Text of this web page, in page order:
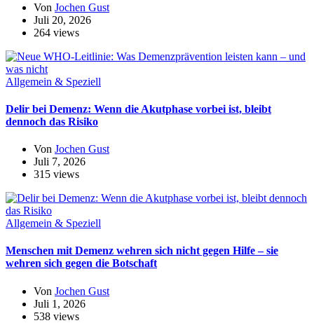
Von Jochen Gust
Juli 20, 2026
264 views
Allgemein & Speziell
Delir bei Demenz: Wenn die Akutphase vorbei ist, bleibt
dennoch das Risiko
Von Jochen Gust
Juli 7, 2026
315 views
Allgemein & Speziell
Menschen mit Demenz wehren sich nicht gegen Hilfe – sie
wehren sich gegen die Botschaft
Von Jochen Gust
Juli 1, 2026
538 views